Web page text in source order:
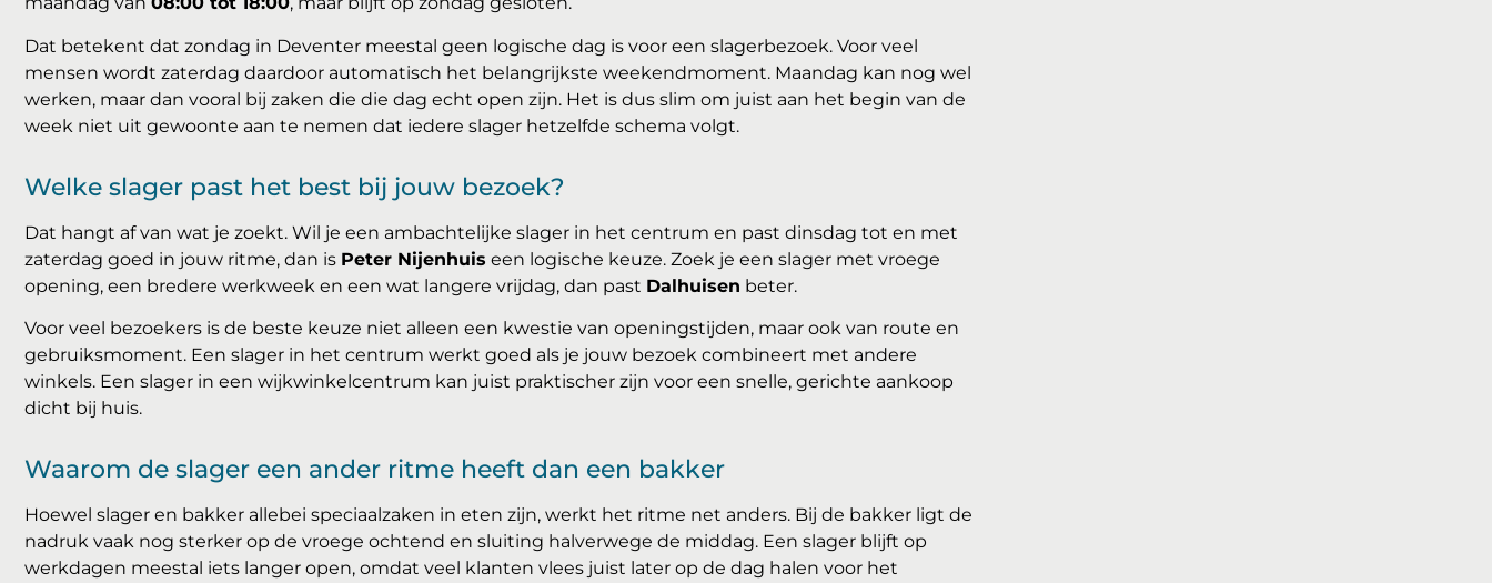
Dat betekent dat zondag in Deventer meestal geen logische dag is voor een slagerbezoek. Voor veel
mensen wordt zaterdag daardoor automatisch het belangrijkste weekendmoment. Maandag kan nog wel
werken, maar dan vooral bij zaken die die dag echt open zijn. Het is dus slim om juist aan het begin van de
week niet uit gewoonte aan te nemen dat iedere slager hetzelfde schema volgt.
Welke slager past het best bij jouw bezoek?
Dat hangt af van wat je zoekt. Wil je een ambachtelijke slager in het centrum en past dinsdag tot en met
zaterdag goed in jouw ritme, dan is Peter Nijenhuis een logische keuze. Zoek je een slager met vroege
opening, een bredere werkweek en een wat langere vrijdag, dan past Dalhuisen beter.
Voor veel bezoekers is de beste keuze niet alleen een kwestie van openingstijden, maar ook van route en
gebruiksmoment. Een slager in het centrum werkt goed als je jouw bezoek combineert met andere
winkels. Een slager in een wijkwinkelcentrum kan juist praktischer zijn voor een snelle, gerichte aankoop
dicht bij huis.
Waarom de slager een ander ritme heeft dan een bakker
Hoewel slager en bakker allebei speciaalzaken in eten zijn, werkt het ritme net anders. Bij de bakker ligt de
nadruk vaak nog sterker op de vroege ochtend en sluiting halverwege de middag. Een slager blijft op
werkdagen meestal iets langer open, omdat veel klanten vlees juist later op de dag halen voor het